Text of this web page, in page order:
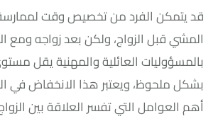
قد يتمكن الفرد من تخصيص وقت لممارسة
المشي قبل الزواج، ولكن بعد زواجه ومع
بالمسؤوليات العائلية والمهنية يقل
بشكل ملحوظ، ويعتبر هذا الانخفاض في
أهم العوامل التي تفسر العلاقة بين